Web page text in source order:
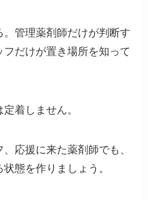
管理薬剤師だけが判断す
だけが置き場所を知って
着しません。
応援に来た薬剤師でも、
態を作りましょう。